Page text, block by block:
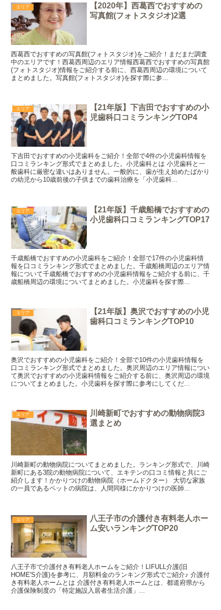
エリア
【2020年】西葛西でおすすめの
写真館(フォトスタジオ)2選
西葛西でおすすめの写真館(フォトスタジオ)をご紹介！まだまだ調査
中のエリアです！西葛西周辺のエリア情報西葛西でおすすめの写真館
(フォトスタジオ)情報をご紹介する前に、西葛西周辺の環境について
まとめました。写真館(フォトスタジオ)を探す際に参...
エリア
【21年版】下吉田でおすすめの小
児歯科口コミランキングTOP4
下吉田でおすすめの小児歯科をご紹介！全部で4件の小児歯科情報を
口コミランキング形式でまとめました。小児歯科とは 小児歯科と一
般歯科に厳密な違いはありません。一般的に、歯が生え始めたばかり
の幼児から10歳前後の子供までの歯科治療を「小児歯科...
エリア
【21年版】千歳船橋でおすすめの
小児歯科口コミランキングTOP17
千歳船橋でおすすめの小児歯科をご紹介！全部で17件の小児歯科情
報を口コミランキング形式でまとめました。千歳船橋周辺のエリア情
報について千歳船橋でおすすめの小児歯科情報をご紹介する前に、千
歳船橋周辺の環境についてまとめました。小児歯科を探す際...
エリア
【21年版】奥沢でおすすめの小児
歯科口コミランキングTOP10
奥沢でおすすめの小児歯科をご紹介！全部で10件の小児歯科情報を
口コミランキング形式でまとめました。奥沢周辺のエリア情報につい
て奥沢でおすすめの小児歯科情報をご紹介する前に、奥沢周辺の環境
についてまとめました。小児歯科を探す際に参考にしてくだ...
エリア
川崎新町でおすすめの動物病院3
選まとめ
川崎新町の動物病院についてまとめました。ランキング形式で、川崎
新町にある3院の動物病院について、エキテンの口コミ情報と共にご
紹介します！かかりつけの動物病院（ホームドクター） 大切な家族
の一員であるペットの病院は、人間同様にかかりつけの医師...
エリア
八王子市の介護付き有料老人ホー
ム安いランキングTOP20
八王子市で介護付き有料老人ホームをご紹介！LIFULL介護(旧
HOME'S介護)を参考に、月額料金のランキング形式でご紹介♪ 介護付
き有料老人ホームとは 介護付き有料老人ホームとは、都道府県から
介護保険制度の「特定施設入居者生活介護」...